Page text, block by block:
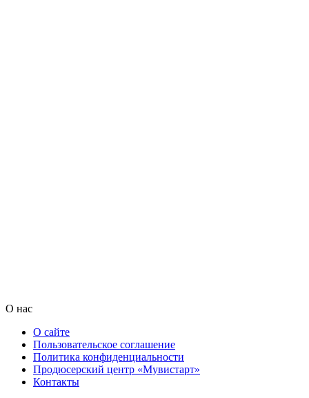
О нас
О сайте
Пользовательское соглашение
Политика конфиденциальности
Продюсерский центр «Мувистарт»
Контакты